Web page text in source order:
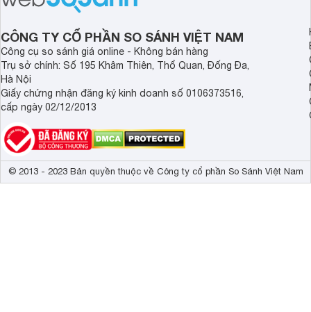
đủ sức thuyết phục người dùng?
CÔNG TY CỔ PHẦN SO SÁNH VIỆT NAM
Công cụ so sánh giá online - Không bán hàng
Trụ sở chính: Số 195 Khâm Thiên, Thổ Quan, Đống Đa,
Hà Nội
Giấy chứng nhận đăng ký kinh doanh số 0106373516,
cấp ngày 02/12/2013
© 2013 - 2023 Bản quyền thuộc về Công ty cổ phần So Sánh Việt Nam